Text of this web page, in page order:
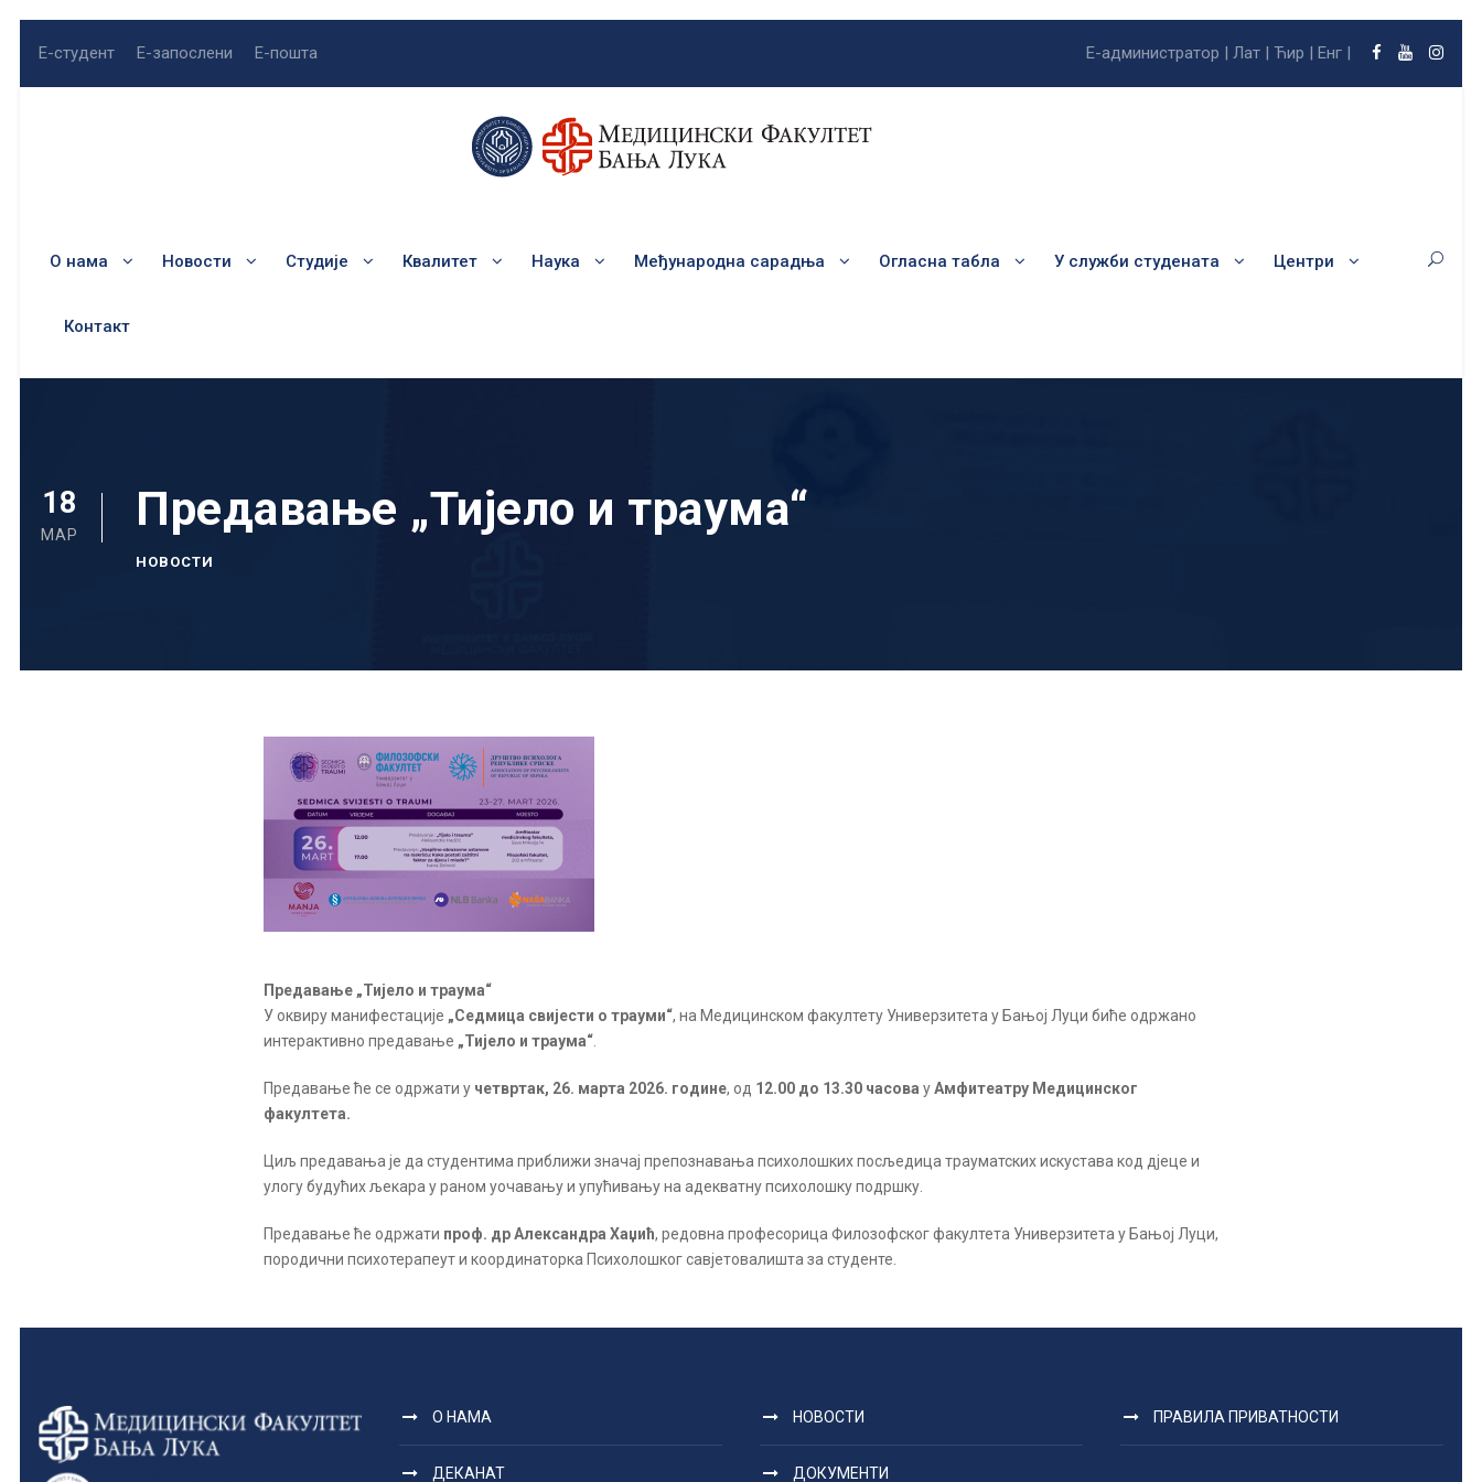
Е-студент Е-запослени Е-пошта Е-администратор | Лат | Ћир | Енг |
О нама Новости Студије Квалитет Наука Међународна сарадња Огласна табла У служби студената Центри
Контакт
18
МАР Предавање „Тијело и траума“
НОВОСТИ
Предавање „Тијело и траума“
У оквиру манифестације „Седмица свијести о трауми“, на Медицинском факултету Универзитета у Бањој Луци биће одржано
интерактивно предавање „Тијело и траума“
Предавање ће се одржати у четвртак, 26. марта 2026. године, од 12.00 до 13.30 часова уАмфитеатру Медицинског
факултета.
Циљ предавања је да студентима приближи значај препознавања психолошких посљедица трауматских искустава код дјеце и
улогу будућих љекара у раном уочавању и упућивању на адекватну психолошку подршку.
Предавање ће одржати проф. др Александра Хаџић, редовна професорица Филозофског факултета Универзитета у Бањој Луци,
породични психотерапеут и координаторка Психолошког савјетовалишта за студенте.
О НАМА
ДЕКАНАТ
НОВОСТИ
ДОКУМЕНТИ
ПРАВИЛА ПРИВАТНОСТИ